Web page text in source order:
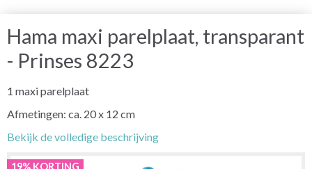
Hama maxi parelplaat, transparant
- Prinses 8223
1 maxi parelplaat
Afmetingen: ca. 20 x 12 cm
Bekijk de volledige beschrijving
19% KORTING